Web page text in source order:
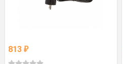
813 ₽